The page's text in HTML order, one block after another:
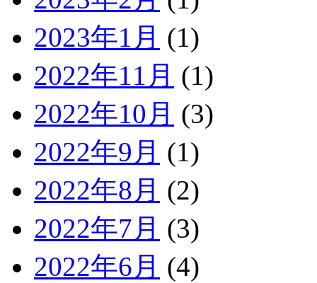
2023年1月 (1)
2022年11月 (1)
2022年10月 (3)
2022年9月 (1)
2022年8月 (2)
2022年7月 (3)
2022年6月 (4)